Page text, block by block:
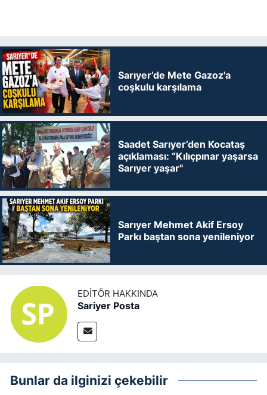
Sarıyer’de Mete Gazoz'a
coşkulu karşılama
Saadet Sarıyer’den Kocataş
açıklaması: “Kılıçpınar yaşarsa
Sarıyer yaşar"
Sarıyer Mehmet Akif Ersoy
Parkı baştan sona yenileniyor
EDITÖR HAKKINDA
Sariyer Posta
Bunlar da ilginizi çekebilir